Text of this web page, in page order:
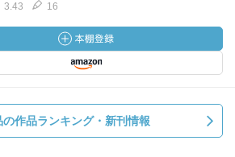
3.43 16
の作品ランキング・新刊情報